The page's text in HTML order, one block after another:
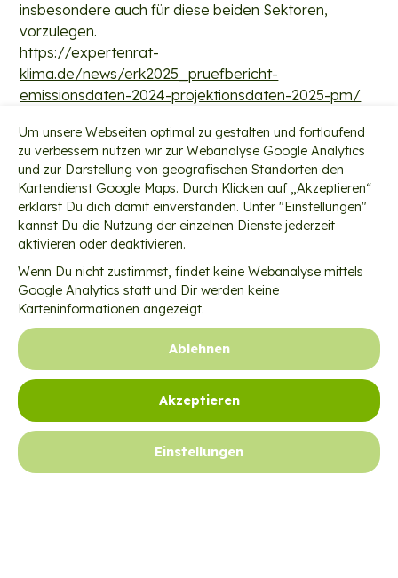
insbesondere auch für diese beiden Sektoren,
vorzulegen.
https://expertenrat-
klima.de/news/erk2025_pruefbericht-
emissionsdaten-2024-projektionsdaten-2025-pm/
Tätigkeitsberichte
Um unsere Webseiten optimal zu gestalten und fortlaufend
zu verbessern nutzen wir zur Webanalyse Google Analytics
und zur Darstellung von geografischen Standorten den
Kartendienst Google Maps. Durch Klicken auf „Akzeptieren“
erklärst Du dich damit einverstanden. Unter "Einstellungen"
kannst Du die Nutzung der einzelnen Dienste jederzeit
aktivieren oder deaktivieren.
Wenn Du nicht zustimmst, findet keine Webanalyse mittels
Google Analytics statt und Dir werden keine
Karteninformationen angezeigt.
Ablehnen
Akzeptieren
Einstellungen